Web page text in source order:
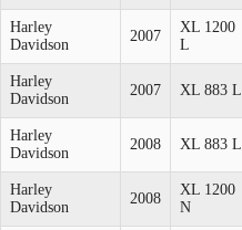
Harley
Davidson
2007
XL 1200
L
Harley
Davidson
2007 XL 883 L
Harley
Davidson
2008 XL 883 L
Harley
Davidson
2008
XL 1200
N